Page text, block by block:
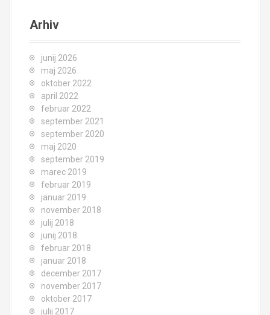
Arhiv
junij 2026
maj 2026
oktober 2022
april 2022
februar 2022
september 2021
september 2020
maj 2020
september 2019
marec 2019
februar 2019
januar 2019
november 2018
julij 2018
junij 2018
februar 2018
januar 2018
december 2017
november 2017
oktober 2017
julij 2017